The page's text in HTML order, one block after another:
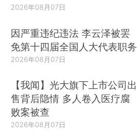
2026年08月07日
因严重违纪违法 李云泽被罢
免第十四届全国人大代表职务
2026年08月07日
【我闻】光大旗下上市公司出
售背后隐情 多人卷入医疗腐
败案被查
2026年08月07日